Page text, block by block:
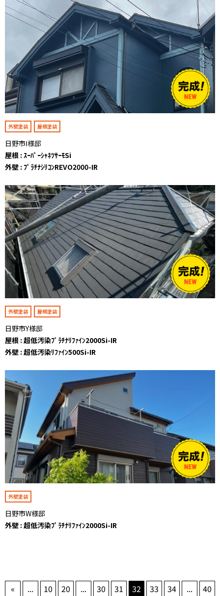
外壁塗装 屋根塗装
日野市Ⅰ様邸
屋根 : ｽｰﾊﾟｰｼｬﾈﾂｻｰﾓSi
外壁 : ﾌﾟﾗﾁﾅｼﾘｺﾝREVO2000-IR
外壁塗装 屋根塗装
日野市Y様邸
屋根 : 超低汚染ﾌﾟﾗﾁﾅﾘﾌｧｲﾝ2000Si-IR
外壁 : 超低汚染ﾘﾌｧｲﾝ500Si-IR
外壁塗装
日野市W様邸
外壁 : 超低汚染ﾌﾟﾗﾁﾅﾘﾌｧｲﾝ2000Si-IR
« ... 10 20 ... 30 31 32 33 34 ... 40